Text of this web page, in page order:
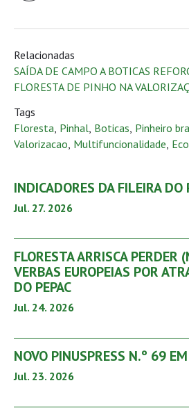
Relacionadas
SAÍDA DE CAMPO A BOTICAS
FLORESTA DE PINHO NA
Tags
Floresta, Pinhal, Boticas, Pinheiro
Valorizacao, Multifuncionalidade,
INDICADORES DA FILEIRA
Jul. 27. 2026
FLORESTA ARRISCA PERDER
VERBAS EUROPEIAS POR
DO PEPAC
Jul. 24. 2026
NOVO PINUSPRESS N.º 69
Jul. 23. 2026